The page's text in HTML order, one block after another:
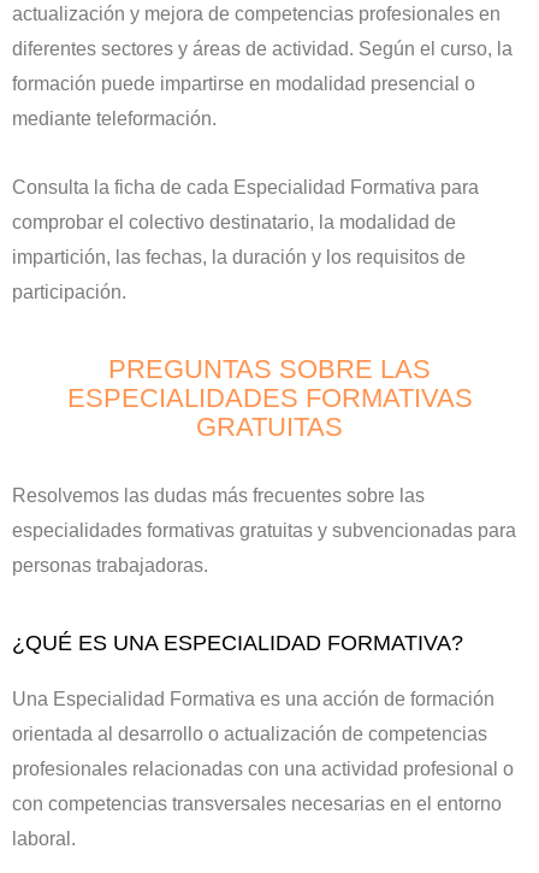
actualización y mejora de competencias profesionales en
diferentes sectores y áreas de actividad. Según el curso, la
formación puede impartirse en modalidad presencial o
mediante teleformación.
Consulta la ficha de cada Especialidad Formativa para
comprobar el colectivo destinatario, la modalidad de
impartición, las fechas, la duración y los requisitos de
participación.
PREGUNTAS SOBRE LAS
ESPECIALIDADES FORMATIVAS
GRATUITAS
Resolvemos las dudas más frecuentes sobre las
especialidades formativas gratuitas y subvencionadas para
personas trabajadoras.
¿QUÉ ES UNA ESPECIALIDAD FORMATIVA?
Una Especialidad Formativa es una acción de formación
orientada al desarrollo o actualización de competencias
profesionales relacionadas con una actividad profesional o
con competencias transversales necesarias en el entorno
laboral.